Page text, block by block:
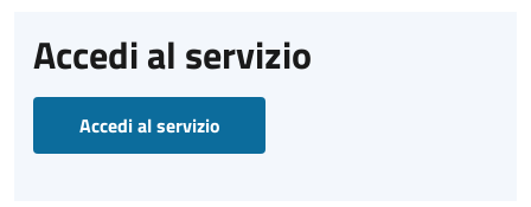
Accedi al servizio
Accedi al servizio